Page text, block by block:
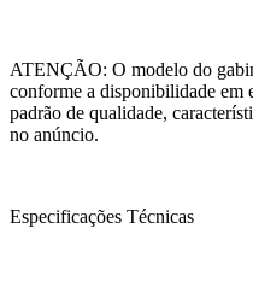
ATENÇÃO: O modelo do
conforme a disponibilidade em
padrão de qualidade,
no anúncio.
Especificações Técnicas